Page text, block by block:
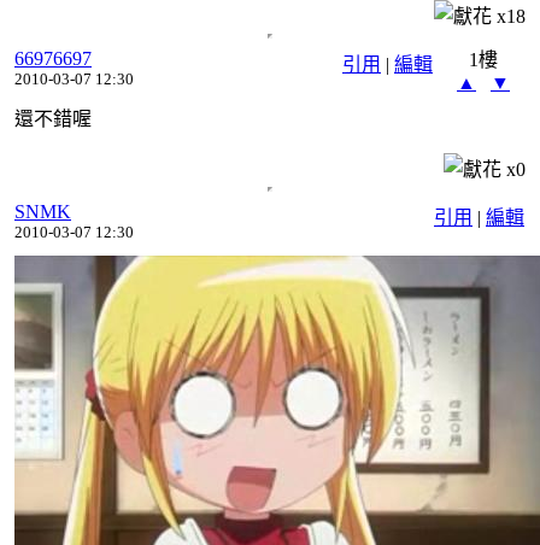
x18
引用 | 編輯
66976697
2010-03-07 12:30
1樓
▲
▼
還不錯喔
x0
引用 | 編輯
SNMK
2010-03-07 12:30